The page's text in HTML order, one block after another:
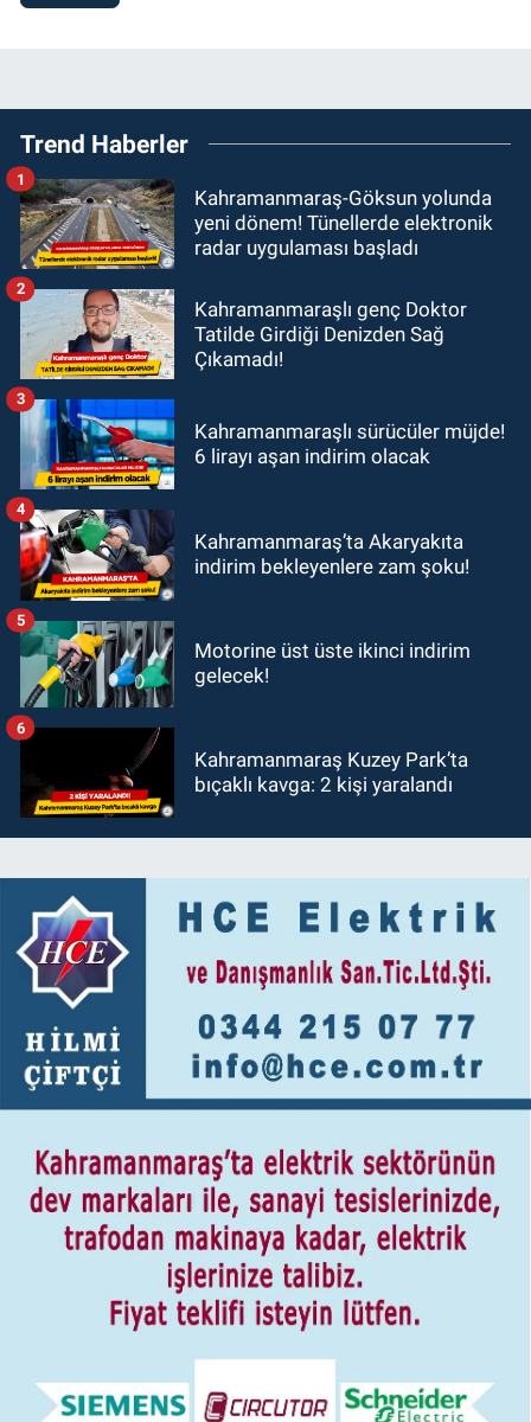
Trend Haberler
Kahramanmaraş-Göksun yolunda
yeni dönem! Tünellerde elektronik
radar uygulaması başladı
1
Kahramanmaraşlı genç Doktor
Tatilde Girdiği Denizden Sağ
Çıkamadı!
2
Kahramanmaraşlı sürücüler müjde!
6 lirayı aşan indirim olacak
3
Kahramanmaraş’ta Akaryakıta
indirim bekleyenlere zam şoku!
4
Motorine üst üste ikinci indirim
gelecek!
5
Kahramanmaraş Kuzey Park’ta
bıçaklı kavga: 2 kişi yaralandı
6